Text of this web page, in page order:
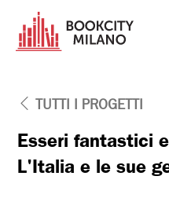
TUTTI I PROGETTI
Esseri fantastici
L'Italia e le sue